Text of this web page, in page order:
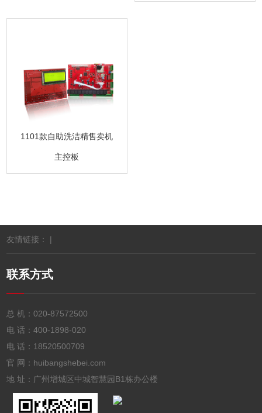
1101款自助洗洁精售卖机
主控板
友情链接： |
联系方式
总 机：020-87572500
电 话：400-1898-020
电 话： 18520500709
官 网：huibangshebei.com
地 址：广州增城区中城智慧园B1栋办公楼